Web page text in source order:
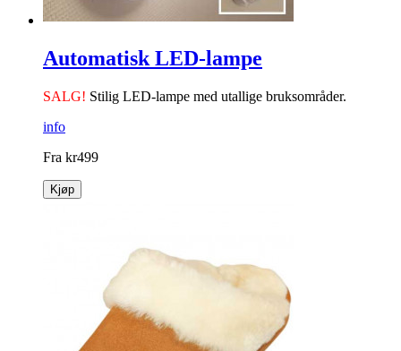
Automatisk LED-lampe
SALG! Stilig LED-lampe med utallige bruksområder.
info
Fra kr499
Kjøp